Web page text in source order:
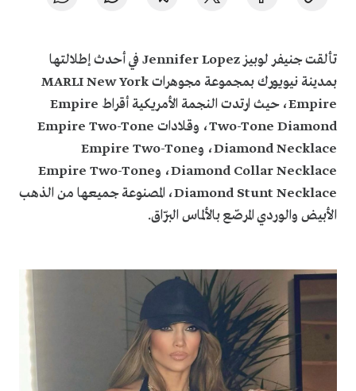
تألقت جنيفر لوبيز Jennifer Lopez في أحدث إطلالتها
بمدينة نيويورك بمجموعة مجوهرات MARLI New York
Empire، حيث ارتدت النجمة الأمريكية أقراط Empire
Two-Tone Diamond، وقلادات Empire Two-Tone
Diamond Necklace، وEmpire Two-Tone
Diamond Collar Necklace، وEmpire Two-Tone
Diamond Stunt Necklace، المصنوعة جميعها من الذهب
الأبيض والوردي المرصّع بالألماس البرّاق.